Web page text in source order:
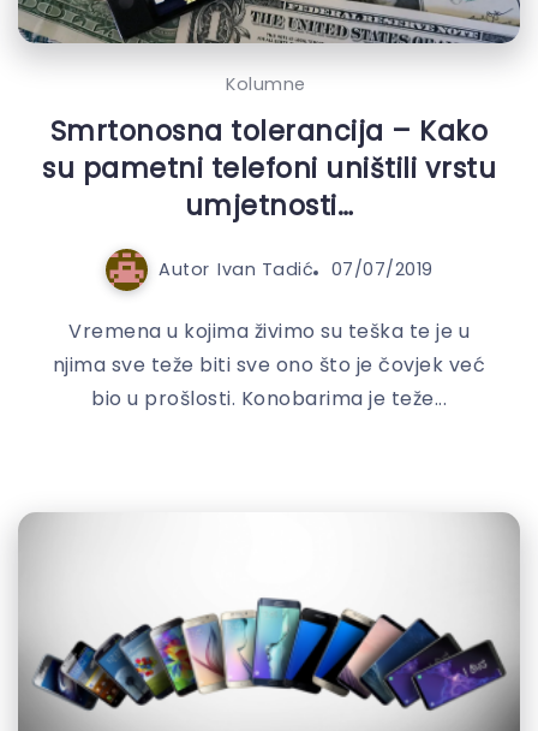
Kolumne
Smrtonosna tolerancija – Kako
su pametni telefoni uništili vrstu
umjetnosti…
Autor Ivan Tadić 07/07/2019
Vremena u kojima živimo su teška te je u
njima sve teže biti sve ono što je čovjek već
bio u prošlosti. Konobarima je teže...